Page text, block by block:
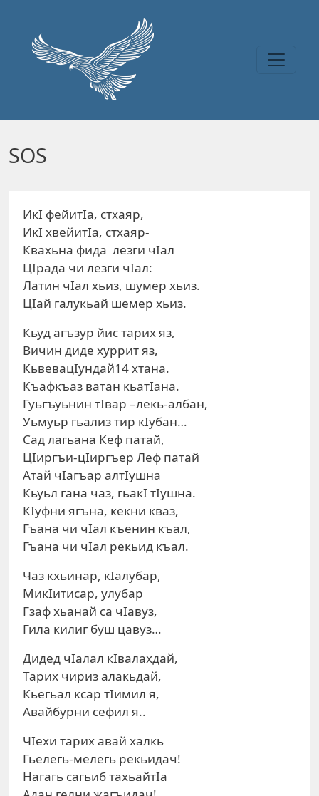
SOS
ИкI фейитIа, стхаяр,
ИкI хвейитIа, стхаяр-
Квахьна фида лезги чIал
ЦIрада чи лезги чIал:
Латин чIал хьиз, шумер хьиз.
ЦIай галукьай шемер хьиз.
Кьуд агъзур йис тарих яз,
Вичин диде хуррит яз,
КьвевацIундай14 хтана.
Къафкъаз ватан кьатIана.
Гуьгъуьнин тIвар –лекь-албан,
Уьмуьр гьализ тир кIубан…
Сад лагьана Кеф патай,
ЦIиргъи-цIиргъер Леф патай
Атай чIагъар алтIушна
Кьуьл гана чаз, гьакI тIушна.
КIуфни ягъна, кекни кваз,
Гъана чи чIал къенин къал,
Гъана чи чIал рекьид къал.
Чаз кхьинар, кIалубар,
МикIитисар, улубар
Гзаф хьанай са чIавуз,
Гила килиг буш цавуз…
Дидед чIалал кIвалахдай,
Тарих чириз алакьдай,
Кьегьал ксар тIимил я,
Авайбурни сефил я..
ЧIехи тарих авай халкь
Гьелегь-мелегь рекьидач!
Нагагь сагьиб тахьайтIа